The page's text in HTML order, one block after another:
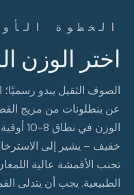
الخطوة
اختر الوزن
الصوف الثقيل يبدو رسميًا؛
عن بنطلونات من مزيج
الوزن
خفيف – يشير إلى
تجنب الأقمشة عالية
الطبيعية. يجب أن يتدلى